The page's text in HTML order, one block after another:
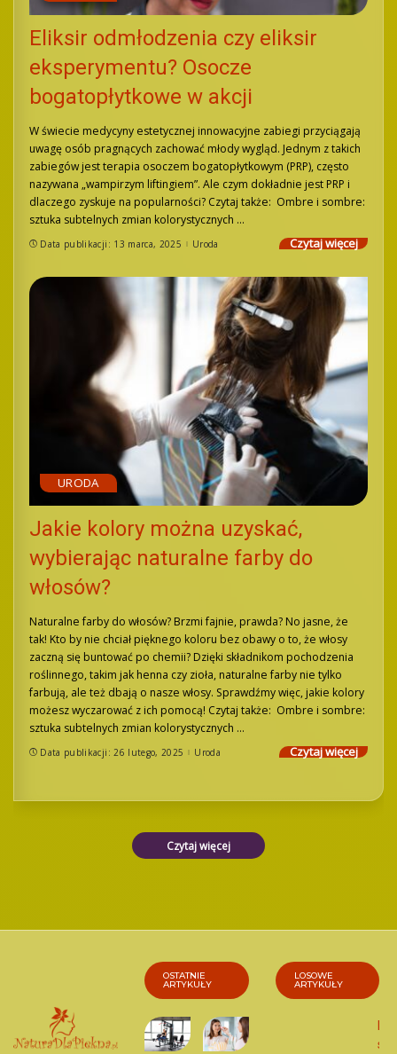
Eliksir odmłodzenia czy eliksir
eksperymentu? Osocze
bogatopłytkowe w akcji
W świecie medycyny estetycznej innowacyjne zabiegi przyciągają
uwagę osób pragnących zachować młody wygląd. Jednym z takich
zabiegów jest terapia osoczem bogatopłytkowym (PRP), często
nazywana „wampirzym liftingiem”. Ale czym dokładnie jest PRP i
dlaczego zyskuje na popularności? Czytaj także: Ombre i sombre:
sztuka subtelnych zmian kolorystycznych ...
Data publikacji: 13 marca, 2025 Uroda Czytaj więcej
URODA
Jakie kolory można uzyskać,
wybierając naturalne farby do
włosów?
Naturalne farby do włosów? Brzmi fajnie, prawda? No jasne, że
tak! Kto by nie chciał pięknego koloru bez obawy o to, że włosy
zaczną się buntować po chemii? Dzięki składnikom pochodzenia
roślinnego, takim jak henna czy zioła, naturalne farby nie tylko
farbują, ale też dbają o nasze włosy. Sprawdźmy więc, jakie kolory
możesz wyczarować z ich pomocą! Czytaj także: Ombre i sombre:
sztuka subtelnych zmian kolorystycznych ...
Data publikacji: 26 lutego, 2025 Uroda Czytaj więcej
Czytaj więcej
OSTATNIE
ARTYKUŁY
LOSOWE
ARTYKUŁY